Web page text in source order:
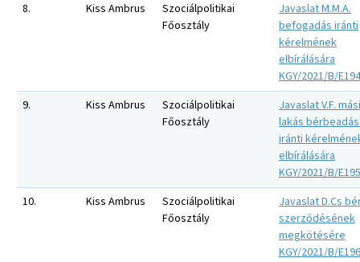
8.
Kiss Ambrus
Szociálpolitikai
Főosztály
Javaslat M.M.A.
befogadás iránti
kérelmének
elbírálására
KGY/2021/B/E194
9.
Kiss Ambrus
Szociálpolitikai
Főosztály
Javaslat V.F.
lakás
iránti
elbírálására
KGY/2021/B/E195
10.
Kiss Ambrus
Szociálpolitikai
Főosztály
Javaslat D.Cs
szerződésének
megkötésére
KGY/2021/B/E196